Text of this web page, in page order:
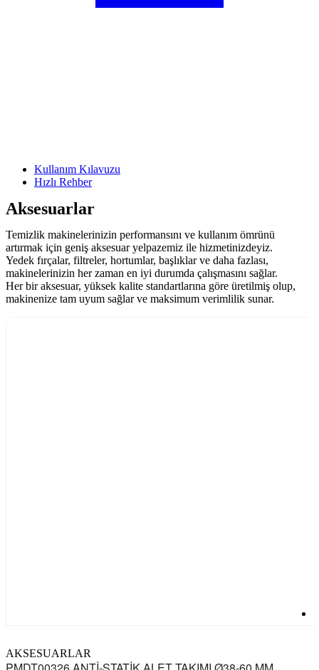
Kullanım Kılavuzu
Hızlı Rehber
Aksesuarlar
Temizlik makinelerinizin performansını ve kullanım ömrünü
artırmak için geniş aksesuar yelpazemiz ile hizmetinizdeyiz.
Yedek fırçalar, filtreler, hortumlar, başlıklar ve daha fazlası,
makinelerinizin her zaman en iyi durumda çalışmasını sağlar.
Her bir aksesuar, yüksek kalite standartlarına göre üretilmiş olup,
makinenize tam uyum sağlar ve maksimum verimlilik sunar.
AKSESUARLAR